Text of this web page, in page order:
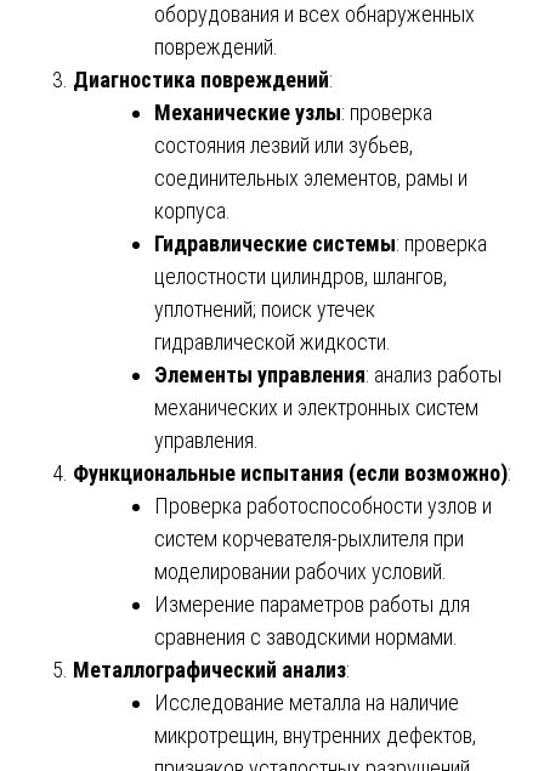
оборудования и всех обнаруженных
повреждений.
Диагностика повреждений:
Механические узлы: проверка
состояния лезвий или зубьев,
соединительных элементов, рамы и
корпуса.
Гидравлические системы: проверка
целостности цилиндров, шлангов,
уплотнений; поиск утечек
гидравлической жидкости.
Элементы управления: анализ работы
механических и электронных систем
управления.
Функциональные испытания (если возможно):
Проверка работоспособности узлов и
систем корчевателя-рыхлителя при
моделировании рабочих условий.
Измерение параметров работы для
сравнения с заводскими нормами.
Металлографический анализ:
Исследование металла на наличие
микротрещин, внутренних дефектов,